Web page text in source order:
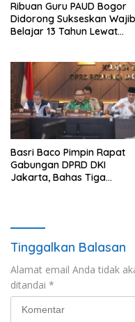
Ribuan Guru PAUD Bogor
Didorong Sukseskan Wajib
Belajar 13 Tahun Lewat
Basri Baco Pimpin Rapat
Gabungan DPRD DKI
Jakarta, Bahas Tiga
Tinggalkan Balasan
Alamat email Anda tidak
ditandai *